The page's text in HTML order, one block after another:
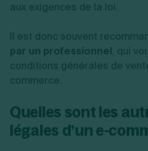
aux exigences de la loi.
Il est donc souvent
par un professionnel, qui
conditions générales de
commerce.
Quelles sont les
légales d’un e-